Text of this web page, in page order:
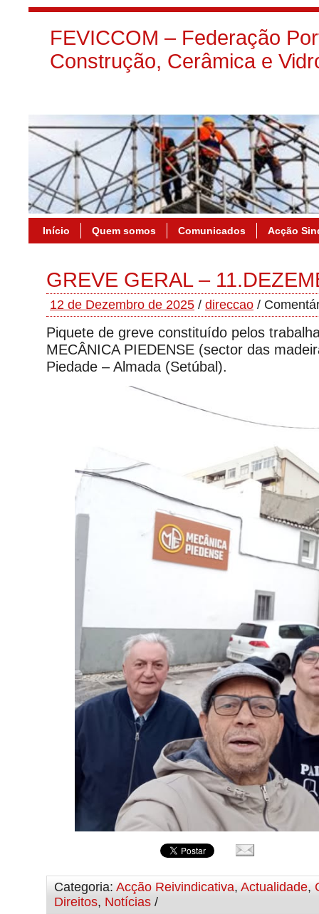
FEVICCOM – Federação
Construção, Cerâmica e
Início Quem somos Comunicados Acção
GREVE GERAL –
12 de Dezembro de 2025 / direccao /
Piquete de greve constituído pelos
MECÂNICA PIEDENSE (sector das
Piedade – Almada (Setúbal).
Categoria: Acção Reivindicativa, Actualidade,
Direitos, Notícias /